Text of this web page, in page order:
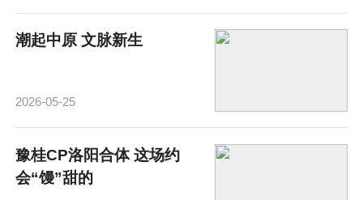
潮起中原 文脉新生
2026-05-25
豫桂CP洛阳合体 这场约
会“馒”甜的